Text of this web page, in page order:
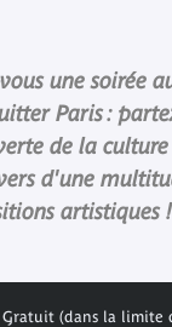
une soirée
Paris :
de la
d'une
artistiques !
Gratuit (dans la limite